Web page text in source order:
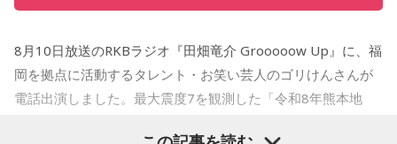
8月10日放送のRKBラジオ『田畑竜介 Grooooow Up』に、福
岡を拠点に活動するタレント・お笑い芸人のゴリけんさんが
電話出演しました。最大震度7を観測した「令和8年熊本地